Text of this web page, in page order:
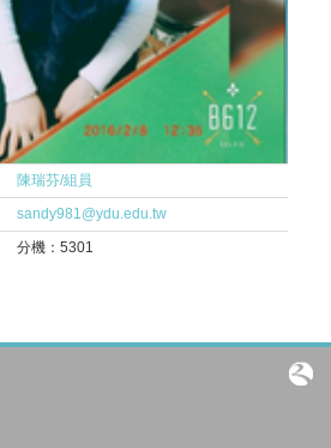
陳瑞芬/組員
sandy981@ydu.edu.tw
分機：5301